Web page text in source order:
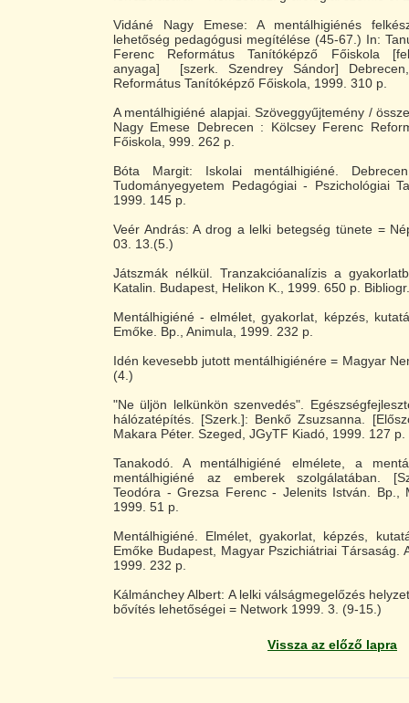
Vidáné Nagy Emese: A mentálhigiénés
lehetőség pedagógusi megítélése (45-67.) In:
Ferenc Református Tanítóképző Főiskola
anyaga] [szerk. Szendrey Sándor]
Református Tanítóképző Főiskola, 1999. 310 p.
A mentálhigiéné alapjai. Szöveggyűjtemény /
Nagy Emese Debrecen : Kölcsey Ferenc
Főiskola, 999. 262 p.
Bóta Margit: Iskolai mentálhigiéné.
Tudományegyetem Pedagógiai - Pszichológiai
1999. 145 p.
Veér András: A drog a lelki betegség tünete =
03. 13.(5.)
Játszmák nélkül. Tranzakcióanalízis a
Katalin. Budapest, Helikon K., 1999. 650 p.
Mentálhigiéné - elmélet, gyakorlat, képzés,
Emőke. Bp., Animula, 1999. 232 p.
Idén kevesebb jutott mentálhigiénére = Magyar
(4.)
"Ne üljön lelkünkön szenvedés".
hálózatépítés. [Szerk.]: Benkő Zsuzsanna.
Makara Péter. Szeged, JGyTF Kiadó, 1999. 127 p.
Tanakodó. A mentálhigiéné elmélete, a
mentálhigiéné az emberek szolgálatában.
Teodóra - Grezsa Ferenc - Jelenits István. Bp.,
1999. 51 p.
Mentálhigiéné. Elmélet, gyakorlat, képzés,
Emőke Budapest, Magyar Pszichiátriai Társaság.
1999. 232 p.
Kálmánchey Albert: A lelki válságmegelőzés
bővítés lehetőségei = Network 1999. 3. (9-15.)
Vissza az előző lapra